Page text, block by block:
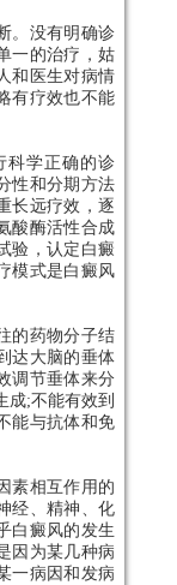
没有明确诊
一的治疗，姑
和医生对病情
有疗效也不能
学正确的诊
性和分期方法
长远疗效，逐
酸酶活性合成
验，认定白癜
模式是白癜风
药物分子结
达大脑的垂体
调节垂体来分
成;不能有效到
能与抗体和免
相互作用的
经、精神、化
白癜风的发生
因为某几种病
一病因和发病